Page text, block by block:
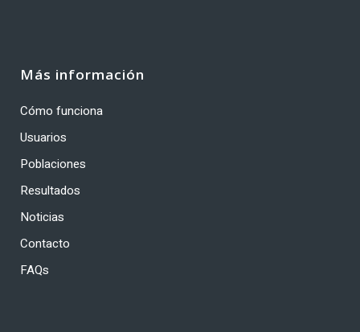
Más información
Cómo funciona
Usuarios
Poblaciones
Resultados
Noticias
Contacto
FAQs